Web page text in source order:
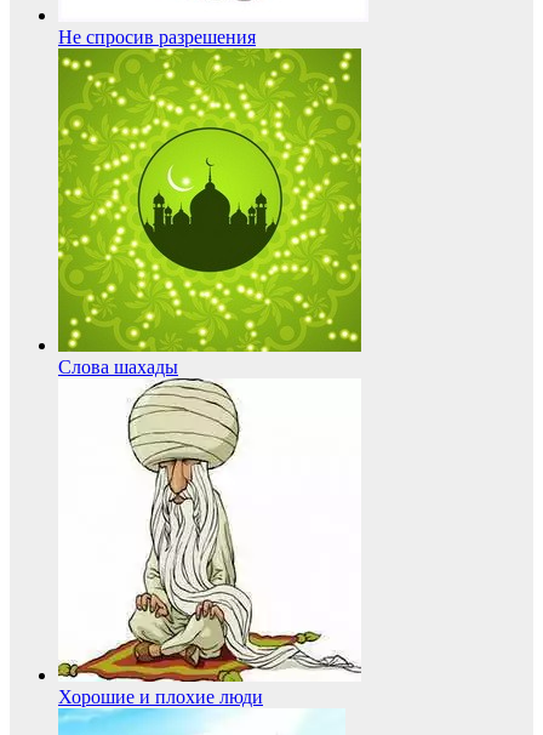
Не спросив разрешения
Слова шахады
Хорошие и плохие люди